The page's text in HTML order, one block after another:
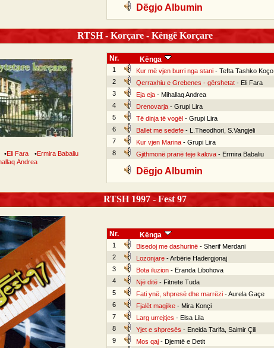
Dëgjo Albumin
RTSH - Korçare - Këngë Korçare
•Eli Fara •Ermira Babaliu
Andrea
Nr. Kënga
1 Kur më vjen burri nga stani- Tefta Tashko Koço
2
Qerraxhiu e Grebenes - gërshetat- Eli Fara
3
Eja eja- Mihallaq Andrea
4
Drenovarja- Grupi Lira
5
Të dinja të vogël- Grupi Lira
6
Ballet me sedefe- L.Theodhori, S.Vangjeli
7
Kur vjen Marina- Grupi Lira
8
Gjithmonë pranë teje kalova- Ermira Babaliu
Dëgjo Albumin
RTSH 1997 - Fest 97
Nr. Kënga
1 Bisedoj me dashurinë- Sherif Merdani
2
Lozonjare- Arbërie Hadergjonaj
3
Bota iluzion- Eranda Libohova
4
Një ditë- Fitnete Tuda
5
Fati ynë, shpresë dhe marrëzi- Aurela Gaçe
6
Fjalët magjike- Mira Konçi
7
Larg urrejtjes - Elsa Lila
8
Yjet e shpresës - Eneida Tarifa, Saimir Çili
9
Mos qaj- Djemtë e Detit